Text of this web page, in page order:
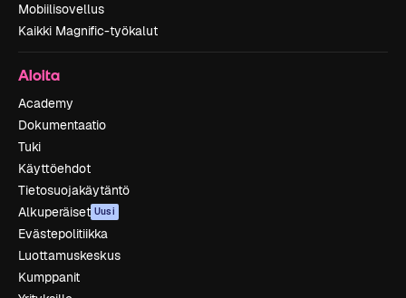
Mobiilisovellus
Kaikki Magnific-työkalut
Aloita
Academy
Dokumentaatio
Tuki
Käyttöehdot
Tietosuojakäytäntö
Alkuperäiset Uusi
Evästepolitiikka
Luottamuskeskus
Kumppanit